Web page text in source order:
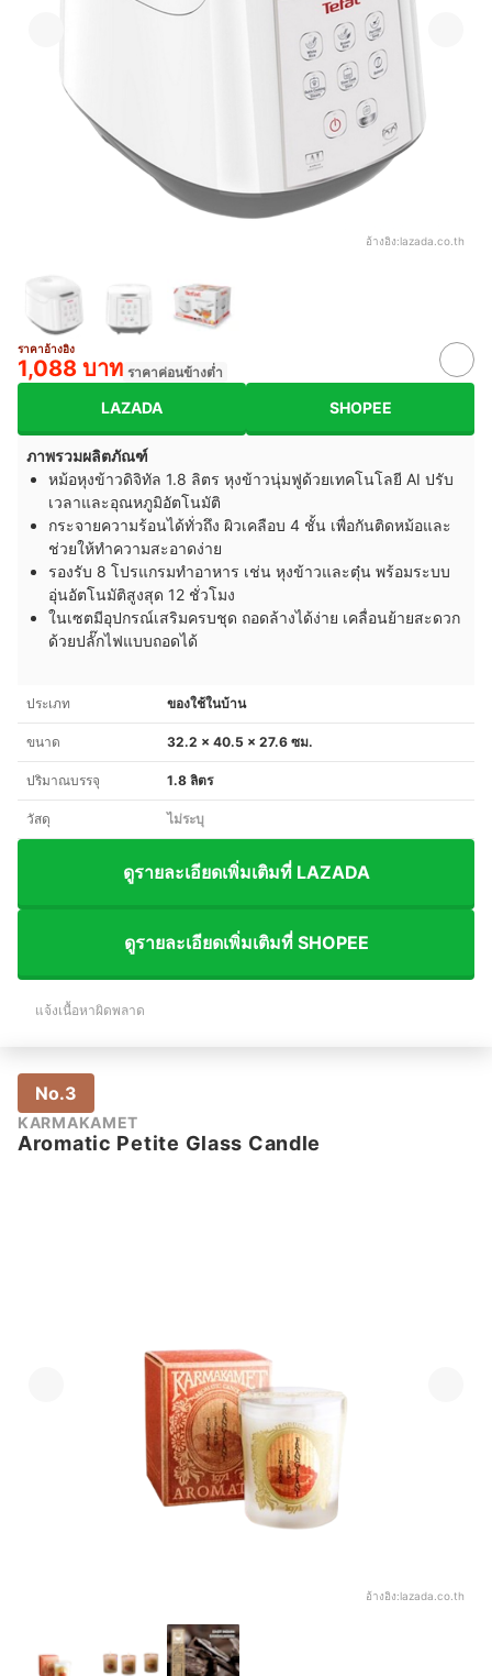
อ้างอิง:lazada.co.th
ราคาอ้างอิง
1,088 บาท ราคาค่อนข้างต่ำ
LAZADA SHOPEE
ภาพรวมผลิตภัณฑ์
หม้อหุงข้าวดิจิทัล 1.8 ลิตร หุงข้าวนุ่มฟูด้วยเทคโนโลยี AI ปรับ
เวลาและอุณหภูมิอัตโนมัติ
กระจายความร้อนได้ทั่วถึง ผิวเคลือบ 4 ชั้น เพื่อกันติดหม้อและ
ช่วยให้ทำความสะอาดง่าย
รองรับ 8 โปรแกรมทำอาหาร เช่น หุงข้าวและตุ๋น พร้อมระบบ
อุ่นอัตโนมัติสูงสุด 12 ชั่วโมง
ในเซตมีอุปกรณ์เสริมครบชุด ถอดล้างได้ง่าย เคลื่อนย้ายสะดวก
ด้วยปลั๊กไฟแบบถอดได้
ประเภท ของใช้ในบ้าน
ขนาด 32.2 x 40.5 x 27.6 ซม.
ปริมาณบรรจุ 1.8 ลิตร
วัสดุ ไม่ระบุ
ดูรายละเอียดเพิ่มเติมที่ LAZADA
ดูรายละเอียดเพิ่มเติมที่ SHOPEE
แจ้งเนื้อหาผิดพลาด
No.3
KARMAKAMET
Aromatic Petite Glass Candle
อ้างอิง:lazada.co.th